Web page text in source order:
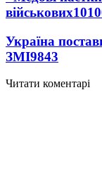
військових
Україна
ЗМІ9843
Читати коментарі